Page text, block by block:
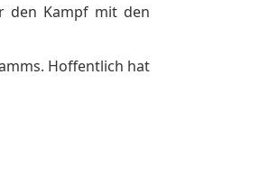
den Kampf mit den
Hoffentlich hat